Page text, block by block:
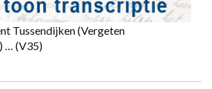
Tussendijken (Vergeten
… (V35)